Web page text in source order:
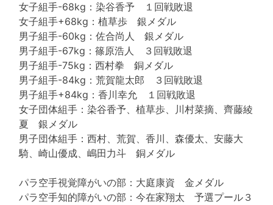
女子組手-68kg：染谷香予 １回戦敗退
女子組手+68kg：植草歩 銀メダル
男子組手-60kg：佐合尚人 銀メダル
男子組手-67kg：篠原浩人 ３回戦敗退
男子組手-75kg：西村拳 銅メダル
男子組手-84kg：荒賀龍太郎 ３回戦敗退
男子組手+84kg：香川幸允 １回戦敗退
女子団体組手：染谷香予、植草歩、川村菜摘、齊藤綾
夏 銀メダル
男子団体組手：西村、荒賀、香川、森優太、安藤大
騎、崎山優成、嶋田力斗 銅メダル
パラ空手視覚障がいの部：大庭康資 金メダル
パラ空手知的障がいの部：今在家翔太 予選プール３